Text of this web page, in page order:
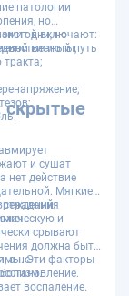
патологии
но
дни, но
путь
включают:
кислоты;
скрытые
и сушат
нет действие
Мягкие
и
срывают
должна быть
а неЭти факторы
воспаление.